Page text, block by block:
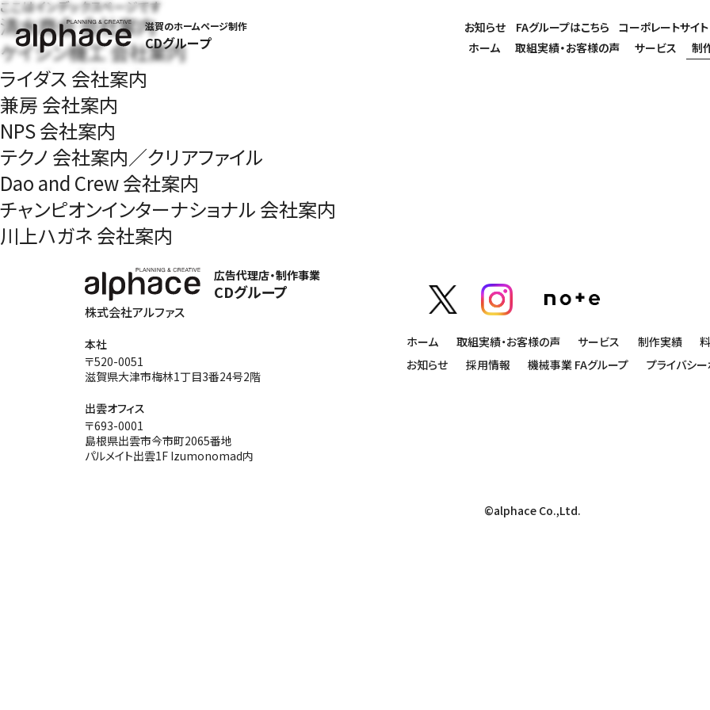
滋賀のホームページ制作
CDグループ ホーム 取組実績・お客様の声 サービス 制
お知らせ FAグループはこちら コーポレートサイト
ここはインデックスページです
清水商会 会社案内
ケイシン機工 会社案内
ライダス 会社案内
兼房 会社案内
NPS 会社案内
テクノ 会社案内／クリアファイル
Dao and Crew 会社案内
チャンピオンインターナショナル 会社案内
川上ハガネ 会社案内
ホーム 取組実績・お客様の声 サービス 制作実績
お知らせ
採用情報 機械事業 FAグループ プライバシ
広告代理店・制作事業
CDグループ
株式会社アルファス
本社
〒520-0051
滋賀県大津市梅林1丁目3番24号2階
出雲オフィス
〒693-0001
島根県出雲市今市町2065番地
パルメイト出雲1F Izumonomad内
©alphace Co.,Ltd.